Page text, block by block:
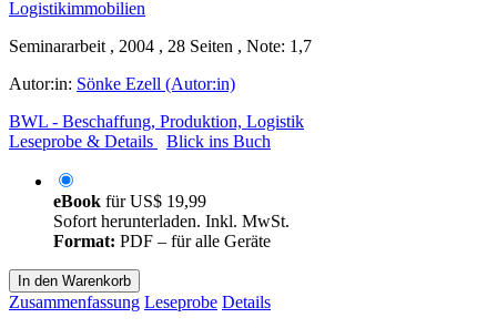
Seminararbeit , 2004 , 28 Seiten , Note: 1,7
Autor:in: Sönke Ezell (Autor:in)
BWL - Beschaffung, Produktion, Logistik
Leseprobe & Details
Blick ins Buch
eBook fürUS$ 19,99
Sofort herunterladen. Inkl. MwSt.
Format: PDF – für alle Geräte
In den Warenkorb
Zusammenfassung Leseprobe Details